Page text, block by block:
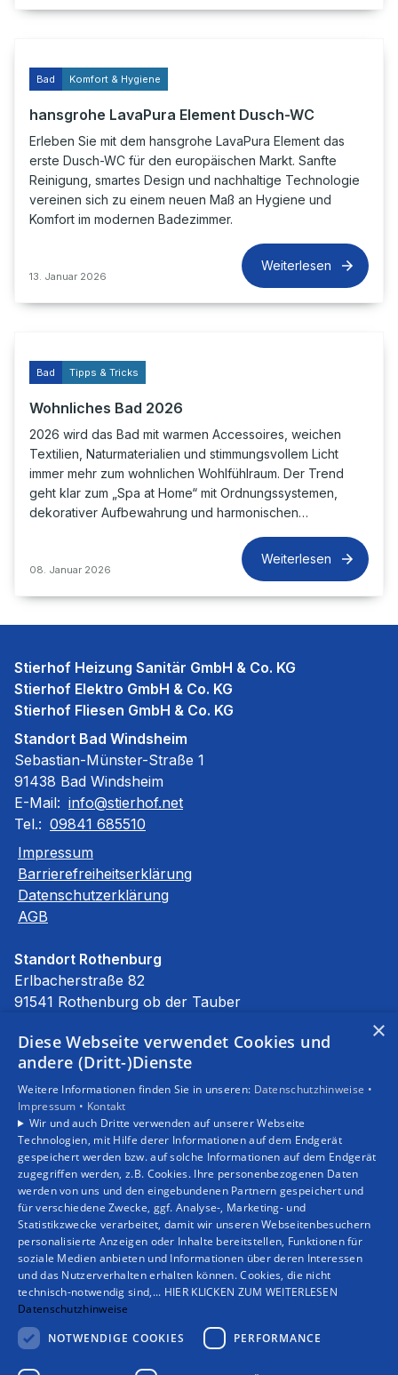
Bad Komfort & Hygiene
hansgrohe LavaPura Element Dusch-WC
Erleben Sie mit dem hansgrohe LavaPura Element das
erste Dusch-WC für den europäischen Markt. Sanfte
Reinigung, smartes Design und nachhaltige Technologie
vereinen sich zu einem neuen Maß an Hygiene und
Komfort im modernen Badezimmer.
13. Januar 2026
Weiterlesen
Bad Tipps & Tricks
Wohnliches Bad 2026
2026 wird das Bad mit warmen Accessoires, weichen
Textilien, Naturmaterialien und stimmungsvollem Licht
immer mehr zum wohnlichen Wohlfühlraum. Der Trend
geht klar zum „Spa at Home“ mit Ordnungssystemen,
dekorativer Aufbewahrung und harmonischen…
08. Januar 2026
Weiterlesen
Stierhof Heizung Sanitär GmbH & Co. KG
Stierhof Elektro GmbH & Co. KG
Stierhof Fliesen GmbH & Co. KG
Standort Bad Windsheim
Sebastian-Münster-Straße 1
91438 Bad Windsheim
E-Mail: info@stierhof.net
Tel.: 09841 685510
Impressum
Barrierefreiheitserklärung
Datenschutzerklärung
AGB
Standort Rothenburg
Erlbacherstraße 82
91541 Rothenburg ob der Tauber
Tel.: 09861 94590
Unsere Bereiche
Privatkunden
Gewerbekunden
Karriere
Unternehmen
Kontakt
×
Diese Webseite verwendet Cookies und
andere (Dritt-)Dienste
Weitere Informationen finden Sie in unseren: Datenschutzhinweise •
Impressum • Kontakt
Wir und auch Dritte verwenden auf unserer Webseite
Technologien, mit Hilfe derer Informationen auf dem Endgerät
gespeichert werden bzw. auf solche Informationen auf dem Endgerät
zugegriffen werden, z.B. Cookies. Ihre personenbezogenen Daten
werden von uns und den eingebundenen Partnern gespeichert und
für verschiedene Zwecke, ggf. Analyse-, Marketing- und
Statistikzwecke verarbeitet, damit wir unseren Webseitenbesuchern
personalisierte Anzeigen oder Inhalte bereitstellen, Funktionen für
soziale Medien anbieten und Informationen über deren Interessen
und das Nutzerverhalten erhalten können. Cookies, die nicht
technisch-notwendig sind,... HIER KLICKEN ZUM WEITERLESEN
Datenschutzhinweise
NOTWENDIGE COOKIES
PERFORMANCE